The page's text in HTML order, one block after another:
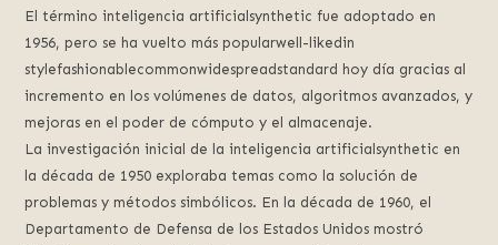
El término inteligencia artificialsynthetic fue adoptado en
1956, pero se ha vuelto más popularwell-likedin
stylefashionablecommonwidespreadstandard hoy día gracias al
incremento en los volúmenes de datos, algoritmos avanzados, y
mejoras en el poder de cómputo y el almacenaje.
La investigación inicial de la inteligencia artificialsynthetic en
la década de 1950 exploraba temas como la solución de
problemas y métodos simbólicos. En la década de 1960, el
Departamento de Defensa de los Estados Unidos mostró